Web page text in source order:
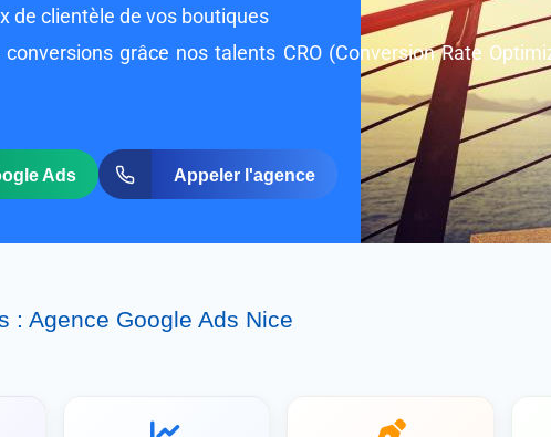
de clientèle de vos boutiques
conversions grâce nos talents CRO (Conversion Rate
Ads Appeler l'agence
: Agence Google Ads Nice